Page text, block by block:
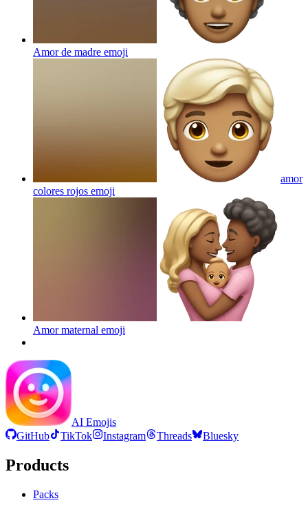
Amor de madre emoji
amor
colores rojos emoji
Amor maternal emoji
AI Emojis
GitHub
TikTok Instagram Threads Bluesky
Products
Packs